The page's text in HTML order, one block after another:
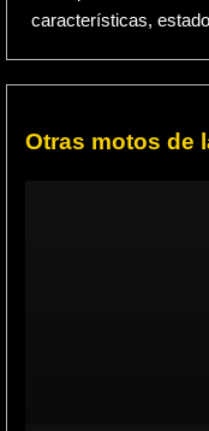
características,
Otras motos de